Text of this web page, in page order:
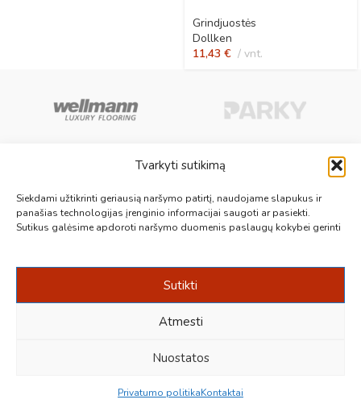
Tvarkyti sutikimą
Siekdami užtikrinti geriausią naršymo patirtį, naudojame slapukus ir
panašias technologijas įrenginio informacijai saugoti ar pasiekti.
Sutikus galėsime apdoroti naršymo duomenis paslaugų kokybei gerinti
Sutikti
Atmesti
Nuostatos
Privatumo politikaKontaktai
Grindjuostės
Dollken
11,43 € vnt.
Aukščiausios kokybės medinės, laminuotos, vinilinės grindys, paklotai,
kiliminės plytelės, grindjuostės ir kt. originalios bei kokybiškos prekės
jūsų grindims.
+370 687 19789